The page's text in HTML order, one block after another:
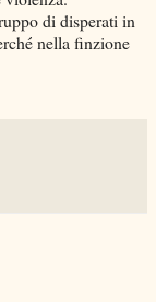
di disperati in
nella finzione